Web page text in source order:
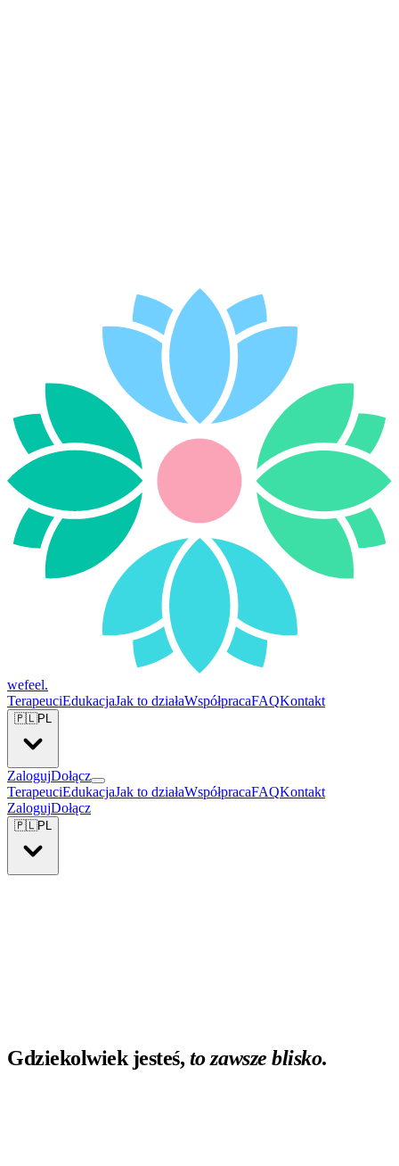
wefeel.
TerapeuciEdukacjaJak to działaWspółpracaFAQKontakt
🇵🇱PL
ZalogujDołącz
TerapeuciEdukacjaJak to działaWspółpracaFAQKontakt
ZalogujDołącz
🇵🇱PL
Gdziekolwiek jesteś, to zawsze blisko.